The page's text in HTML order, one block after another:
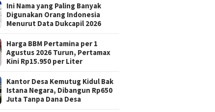
Ini Nama yang Paling Banyak
Digunakan Orang Indonesia
Menurut Data Dukcapil 2026
Harga BBM Pertamina per 1
Agustus 2026 Turun, Pertamax
Kini Rp15.950 per Liter
Kantor Desa Kemutug Kidul Bak
Istana Negara, Dibangun Rp650
Juta Tanpa Dana Desa